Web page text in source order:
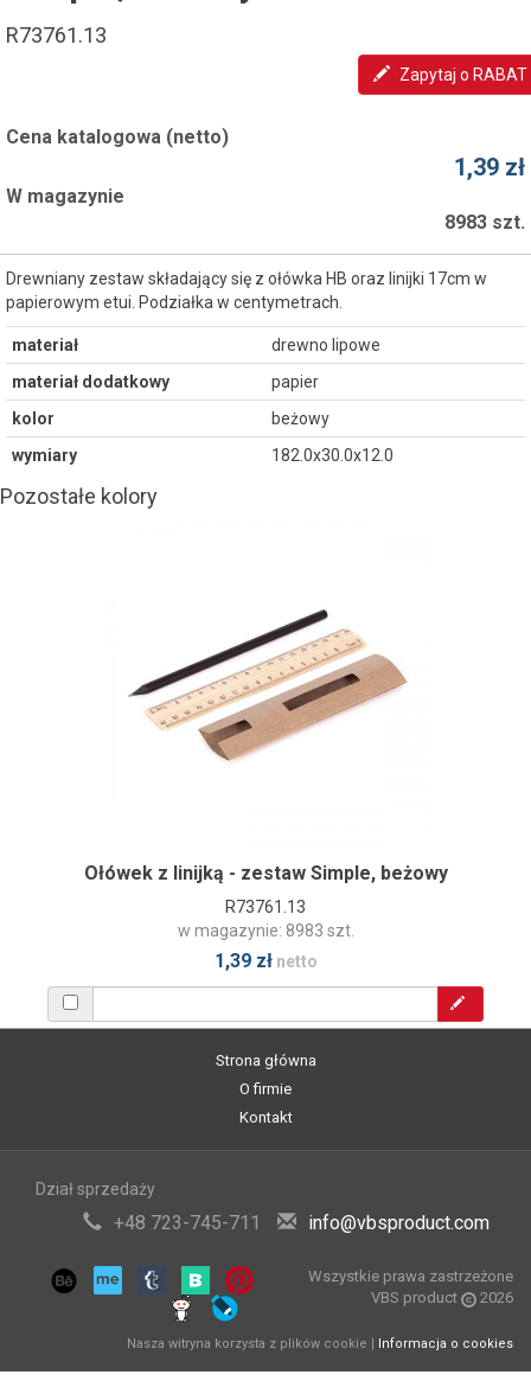
R73761.13
Zapytaj o RABAT
Cena katalogowa (netto)
1,39 zł
W magazynie
8983 szt.
Drewniany zestaw składający się z ołówka HB oraz linijki 17cm w
papierowym etui. Podziałka w centymetrach.
materiał
drewno lipowe
materiał dodatkowy
papier
kolor
beżowy
wymiary
182.0x30.0x12.0
Pozostałe kolory
Ołówek z linijką - zestaw Simple, beżowy
R73761.13
w magazynie: 8983 szt.
1,39 złnetto
Strona główna
O firmie
Kontakt
Dział sprzedaży
+48 723-745-711 info@vbsproduct.com
Wszystkie prawa zastrzeżone
VBS product
2026
Nasza witryna korzysta z plików cookie | Informacja o cookies